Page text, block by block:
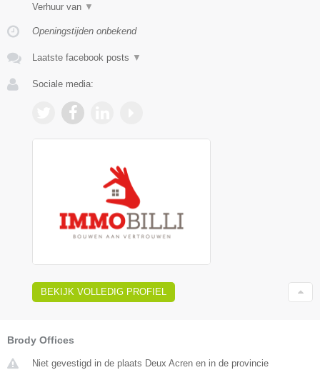
Verhuur van ▼
Openingstijden onbekend
Laatste facebook posts ▼
Sociale media:
BEKIJK VOLLEDIG PROFIEL
Brody Offices
Niet gevestigd in de plaats Deux Acren en in de provincie